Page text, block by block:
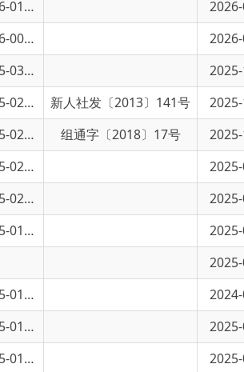
K45899617/2025-03182 2025年秋季克州事业单位面向高校毕业生
2025-12-09
K45899617/2025-02782 新疆维吾尔自治区企事业单位2025年秋季
2025-10-20
K45899617/2025-02780
新疆维吾尔自治区和新疆生产建设兵团
2025-10-20
关于2025年度克州州直机关公开遴选公务
2025-09-29
K45899617/2025-02430 新疆维吾尔自治区2025年下半年面向社会
2025-09-05
K45899617/2025-01881 新疆维吾尔自治区2025年度面向社会公开
2025-07-11
2025年克州高校毕业生“三支一扶”计划招
2025-07-07
K45899617/2025-01762
新疆维吾尔自治区2025年度面向社会公开
2024-06-30
K45899617/2025-01654 2025年克州事业单位面向高校引进人才拟
2025-06-23
新疆维吾尔自治区2025年度面向社会公开
2025-06-24
K45899617/2025-01652 新疆维吾尔自治区2025年上半年面向社会
2025-06-20
K45899617/2025-01624
新疆维吾尔自治区面向社会公开考试录用
2025-06-18
1